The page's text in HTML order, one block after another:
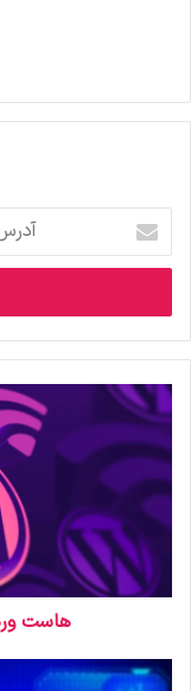
ر
ا
ی
ی
ل
خ
و
د
ا
ک
هاست